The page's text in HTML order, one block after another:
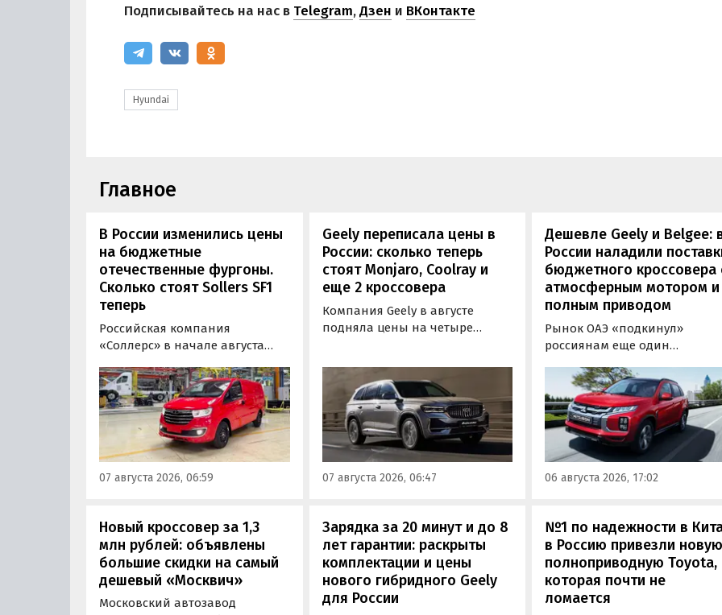
Подписывайтесь на нас в Telegram,Дзен и ВКонтакте
Hyundai
Главное
В России изменились цены
на бюджетные
отечественные фургоны.
Сколько стоят Sollers SF1
теперь
Российская компания
«Соллерс» в начале августа
цельнометаллический и
грузопассажирский фургоны
Sollers SF1 на 100 тыс. рублей
(+3,9-4,7%). Об этом
«Автоновости дня» узнали в
ходе регулярного мониторинга
прайс-листов марки Sollers.
07 августа 2026, 06:59
Geely переписала цены в
России: сколько теперь
стоят Monjaro, Coolray и
еще 2 кроссовера
Компания Geely в августе
подняла цены на четыре
одной из версий, семиместный
Okavango, а также компактные
Coolray и Cityray во всех
комплектациях подорожали на
7-50 тыс. рублей, выяснили
«Автоновости дня» в ходе
мониторинга прайс-листов
07 августа 2026, 06:47
Дешевле Geely и Belgee:
России наладили
бюджетного кроссовера
атмосферным мотором и
полным приводом
Рынок ОАЭ «подкинул»
россиянам еще один
продавался в России
официально. Речь о
ASX: у дилеров в Эмиратах он
стоит примерно от 1 600 000
рублей по текущему курсу, а у
нас с учетом всех расходов
цены на него стартуют от 2
06 августа 2026, 17:02
Новый кроссовер за 1,3
млн рублей: объявлены
большие скидки на самый
дешевый «Москвич»
Московский автозавод
Зарядка за 20 минут и до 8
лет гарантии: раскрыты
комплектации и цены
нового гибридного Geely
для России
№1 по надежности в
в Россию привезли
полноприводную Toyota,
которая почти не
ломается